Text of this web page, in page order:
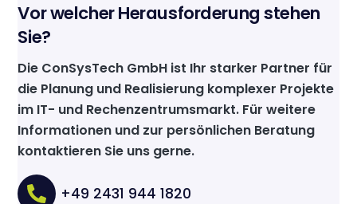
Vor welcher Herausforderung stehen
Sie?
Die ConSysTech GmbH ist Ihr starker Partner für
die Planung und Realisierung komplexer Projekte
im IT- und Rechenzentrumsmarkt. Für weitere
Informationen und zur persönlichen Beratung
kontaktieren Sie uns gerne.
+49 2431 944 1820